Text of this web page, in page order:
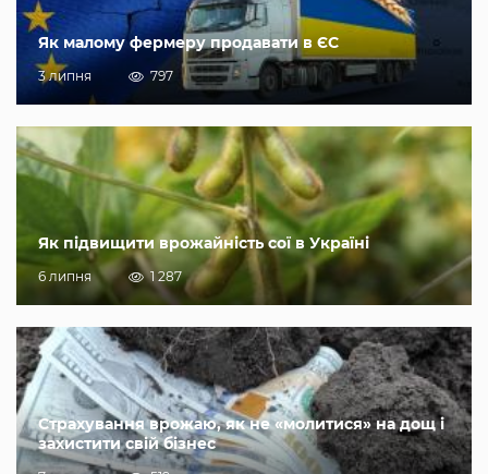
Як малому фермеру продавати в ЄС
3 липня 797
Як підвищити врожайність сої в Україні
6 липня 1 287
Страхування врожаю, як не «молитися» на дощ і
захистити свій бізнес